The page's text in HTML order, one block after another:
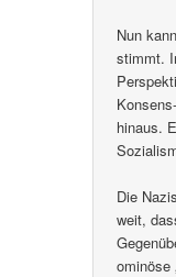
Nun
stimmt.
hinaus.
Die
weit,
ominöse